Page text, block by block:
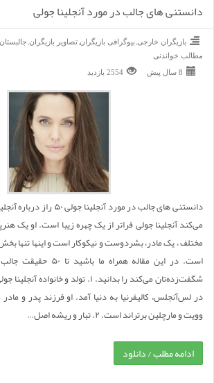
دانستنی های جالب در مورد آنجلینا جولی
بازیگران خارجی, بیوگرافی بازیگران,تصاویر بازیگران, جالبستان
مطالب خواندنی
8 سال پیش
2554 بازديد
دانستنی های جالب در مورد
می‌کند آنجلینا جولی فراتر از یک چهره زیبا است. او یک
مختلف ، یک مادر، بشردوست و نیکوکار است و اینها تنها
است. در این مقاله همراه
در لس‌آنجلس، کالیفرنیا به دنیا آمد. او فرزند پدر و
وویت و مارچلین برتراند است. ۲. تبار و ریشه اصل…
ادامه مطلب / دانلود